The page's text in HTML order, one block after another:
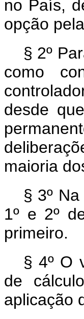
no País,
opção
§ 2º
como
desde
maioria
§ 3º
1º e 2º
primeiro.
§ 4º O
de
aplicação